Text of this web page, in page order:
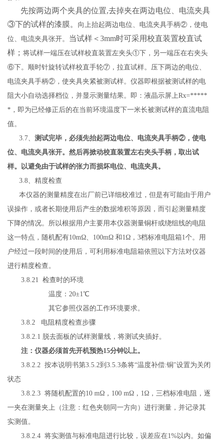
先按两边两个夹具的位置,去掉夹在两边电位、电流夹具
③下的试样的漆膜。
向上抬起两边电位、电流夹具手柄②，使电
位、电流夹具张开。 当试样＜3mm时可采用校直装置校直试
样；将试样一端压在试样校直装置左夹头①下，另一端压在右夹头
⑥下。顺时针旋转试样校直手轮⑦，拉直试样。压下两边的电位、
电流夹具手柄②，使夹具夹紧被测试样。仪器即根据被测试样的电
阻大小自动选择档位，并显示测量结果。即：液晶示屏上Rx=*****
*，即为已经修正后的在当前环境温度下一米长被测试样的直流电阻
值。
3.7、测试完毕，必须先抬起两边电位、电流夹具手柄②，使电
位、电流夹具张开。然后再掀动校直装置左右夹头手柄，取出试
样。以避免由于试样的张力而损坏电位、电流夹具。
3.8、精度检查
本仪器的测量精度在出厂前已详细校准过，但是有可能由于用户
误操作，或者长期使用后产生的数据堆积等原因，而引起测量精度
下降的情况。所以根据用户主要用本仪器测量铜杆或绕组线的电阻
这一特点，随机配有10mΩ、100mΩ 和1Ω，3档标准电阻箱1个。用
户经过一段时间的使用后，可利用标准电阻箱依照以下方法对仪器
进行精度检查。
3.8.21 检查时的环境
温度： 20±1℃
其它参照仪器的工作环境要求。
3.8.2 电阻精度检查步骤
3.8.2.1 脱去面板的试样测量线，将测试夹插好。
注：仪器必须首先开机预热15分钟以上。
3.8.2.2 按本说明书第3.5.2到3.5.3条将“温度补偿:铜"设置为关闭
状态
3.8.2.3将随机配置的10 mΩ， 100 mΩ， 1Ω，三档标准电阻，逐
一夹在测量夹上（注意：红色夹朝同一方向）进行测量，并记录其
实测值。
3.8.2.4 将实测值与标准电阻进行比较，误差应在1%以内。如偏